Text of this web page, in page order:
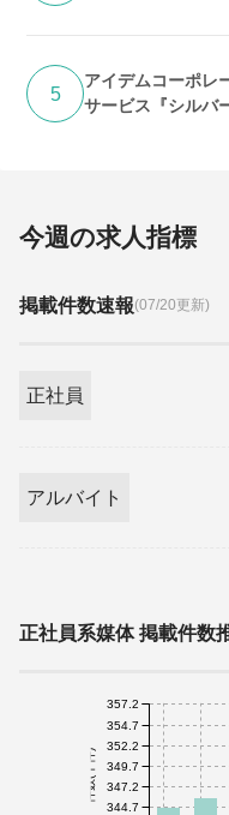
5
アイデムコーポレ
サービス『シルバ
今週の求人指標
掲載件数速報(07/20更新)
正社員
アルバイト
正社員系媒体 掲載件数
件数(千件)
344.7
347.2
349.7
352.2
354.7
357.2